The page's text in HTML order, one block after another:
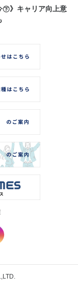
㊦》キャリア向上意